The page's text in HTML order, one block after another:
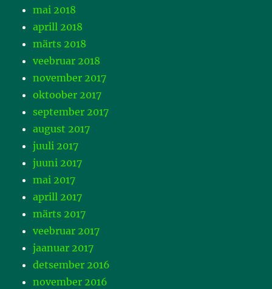
mai 2018
aprill 2018
märts 2018
veebruar 2018
november 2017
oktoober 2017
september 2017
august 2017
juuli 2017
juuni 2017
mai 2017
aprill 2017
märts 2017
veebruar 2017
jaanuar 2017
detsember 2016
november 2016